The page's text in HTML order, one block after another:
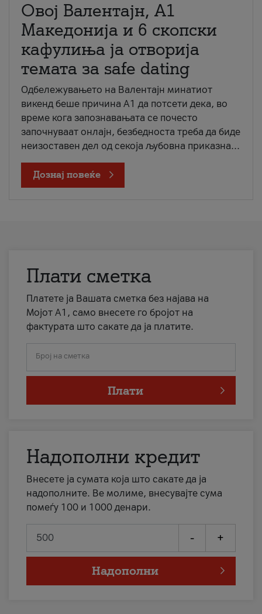
Овој Валентајн, A1
Македонија и 6 скопски
кафулиња ја отворија
темата за safe dating
Одбележувањето на Валентајн минатиот
викенд беше причина А1 да потсети дека, во
време кога запознавањата се почесто
започнуваат онлајн, безбедноста треба да биде
неизоставен дел од секоја љубовна приказна...
Дознај повеќе
Плати сметка
Платете ја Вашата сметка без најава на
Мојот А1, само внесете го бројот на
фактурата што сакате да ја платите.
Број на сметка
Плати
Надополни кредит
Внесете ја сумата која што сакате да ја
надополните. Ве молиме, внесувајте сума
помеѓу 100 и 1000 денари.
- +
Надополни